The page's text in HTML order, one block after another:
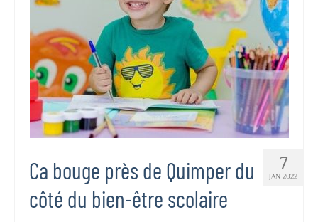
7
JAN 2022
Ca bouge près de Quimper du
côté du bien-être scolaire